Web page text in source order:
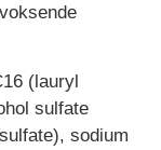
(lauryl
sulfate
sodium